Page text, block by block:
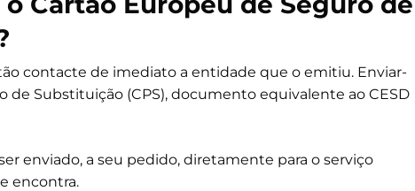
contacte de imediato a entidade que o emitiu. Enviar-
de Substituição (CPS), documento equivalente ao CESD
enviado, a seu pedido, diretamente para o serviço
encontra.